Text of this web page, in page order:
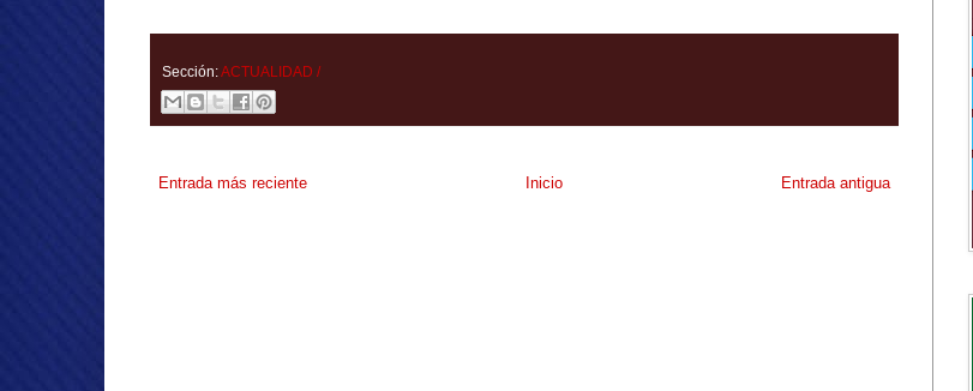
Sección:ACTUALIDAD /
Entrada más reciente Entrada antigua
Inicio